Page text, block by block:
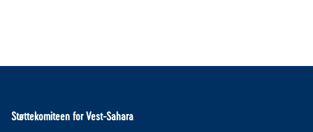
Støttekomiteen for Vest-Sahara